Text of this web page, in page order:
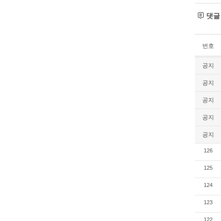
댓글
번호
공지
공지
공지
공지
공지
126
125
124
123
122